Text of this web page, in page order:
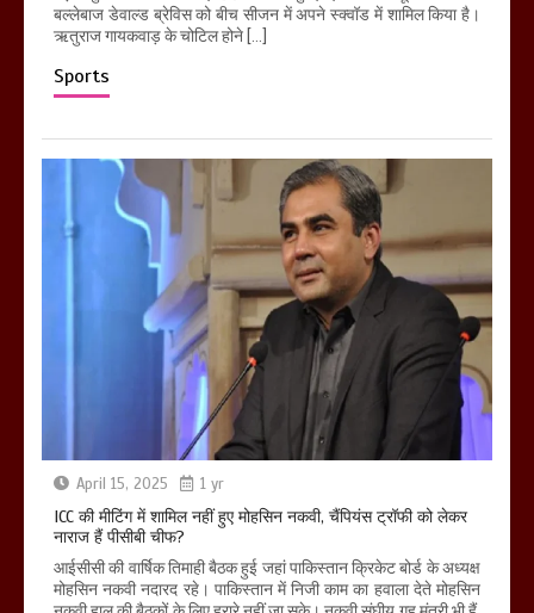
बल्लेबाज डेवाल्ड ब्रेविस को बीच सीजन में अपने स्क्वॉड में शामिल किया है।
ऋतुराज गायकवाड़ के चोटिल होने […]
Sports
April 15, 2025 1 yr
ICC की मीटिंग में शामिल नहीं हुए मोहसिन नकवी, चैंपियंस ट्रॉफी को लेकर
नाराज हैं पीसीबी चीफ?
आईसीसी की वार्षिक तिमाही बैठक हुई जहां पाकिस्तान क्रिकेट बोर्ड के अध्यक्ष
मोहसिन नकवी नदारद रहे। पाकिस्तान में निजी काम का हवाला देते मोहसिन